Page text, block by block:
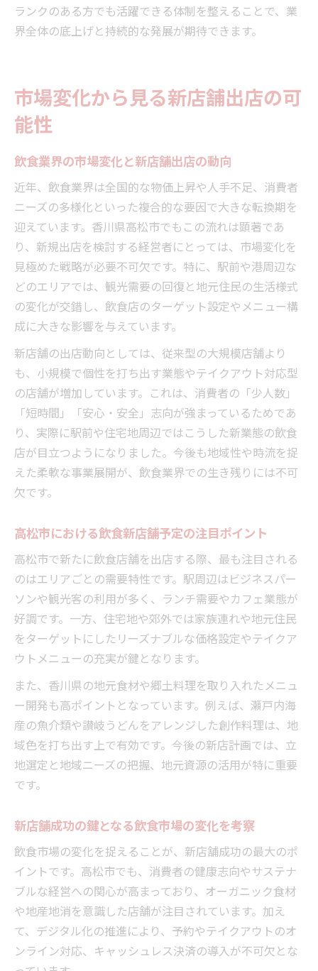
ランクのある方でも活躍できる体制を整えることで、業
界全体の底上げと持続的な発展が期待できます。
市場変化から見る新店舗出店の可
能性
飲食業界の市場変化と新店舗出店の動向
近年、飲食業界は全国的な物価上昇や人手不足、消費者
ニーズの多様化といった複合的な要因で大きな転換期を
迎えています。香川県高松市でもこの流れは顕著であ
り、新規出店を検討する経営者にとっては、市場変化を
見極めた戦略が必要不可欠です。特に、駅前や港周辺な
どのエリアでは、観光需要の回復と地元住民の生活様式
の変化が交錯し、飲食店のターゲット設定やメニュー構
成に大きな影響を与えています。
新店舗の出店動向としては、従来型の大規模店舗より
も、小規模で個性を打ち出す業態やテイクアウト対応型
の店舗が増加しています。これは、消費者の「少人数」
「短時間」「安心・安全」志向が強まっているためであ
り、実際に駅前や住宅地周辺ではこうした新業態の飲食
店が目立つようになりました。今後も地域性や時流を捉
えた柔軟な事業展開が、飲食業界での生き残りには不可
欠です。
高松市における飲食新店舗予定の注目ポイント
高松市で新たに飲食店舗を出店する際、最も注目される
のはエリアごとの需要特性です。駅周辺はビジネスパー
ソンや観光客の利用が多く、ランチ需要やカフェ業態が
好調です。一方、住宅地や郊外では家族連れや地元住民
をターゲットにしたリーズナブルな価格設定やテイクア
ウトメニューの充実が鍵となります。
また、香川県の地元食材や郷土料理を取り入れたメニュ
ー開発も高ポイントとなっています。例えば、瀬戸内海
産の魚介類や讃岐うどんをアレンジした創作料理は、地
域色を打ち出す上で有効です。今後の新店計画では、立
地選定と地域ニーズの把握、地元資源の活用が特に重要
です。
新店舗成功の鍵となる飲食市場の変化を考察
飲食市場の変化を捉えることが、新店舗成功の最大のポ
イントです。高松市でも、消費者の健康志向やサステナ
ブルな経営への関心が高まっており、オーガニック食材
や地産地消を意識した店舗が注目されています。加え
て、デジタル化の推進により、予約やテイクアウトのオ
ンライン対応、キャッシュレス決済の導入が不可欠とな